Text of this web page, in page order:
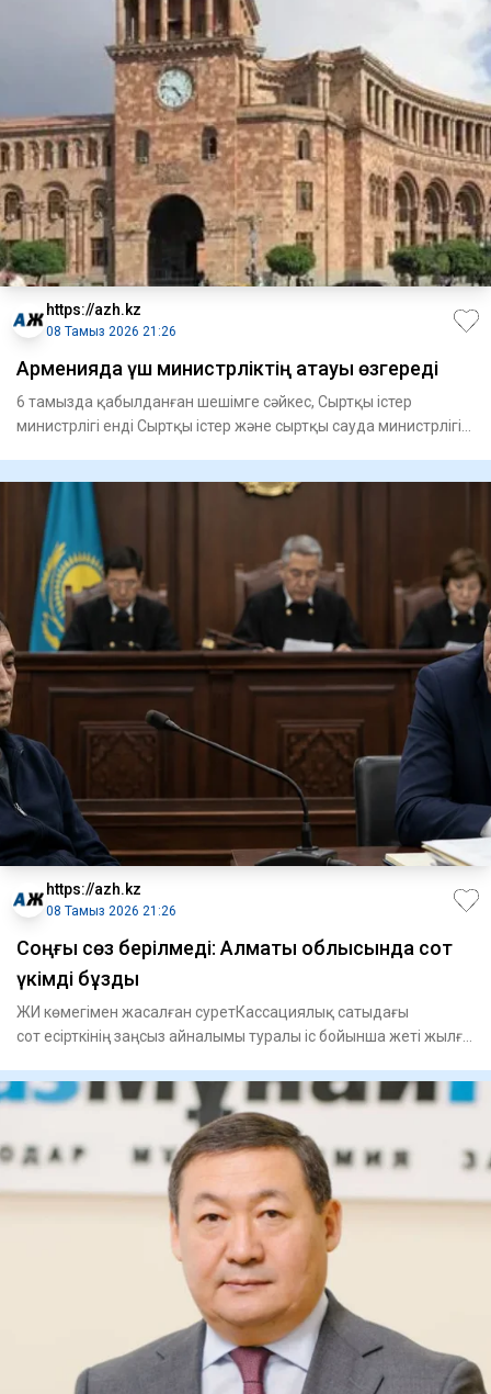
https://azh.kz
08 Тамыз 2026 21:26
Арменияда үш министрліктің атауы өзгереді
6 тамызда қабылданған шешімге сәйкес, Сыртқы істер
министрлігі енді Сыртқы істер және сыртқы сауда министрлігі
https://azh.kz
08 Тамыз 2026 21:26
​Соңғы сөз берілмеді: Алматы облысында сот
үкімді бұзды
ЖИ көмегімен жасалған суретКассациялық сатыдағы
сот есірткінің заңсыз айналымы туралы іс бойынша жеті жылға